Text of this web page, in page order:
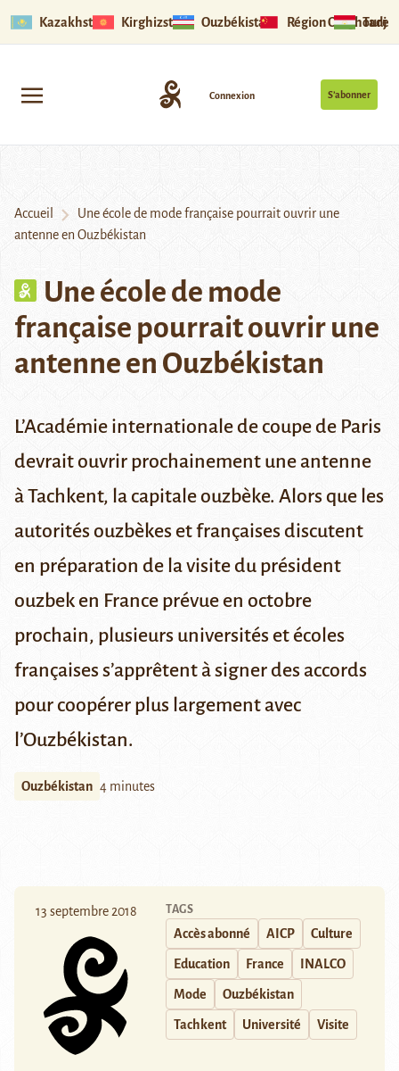
Kazakhstan Kirghizstan Ouzbékistan Région Ouïghoure
S’abonner
Connexion
Accueil
Une école de mode française pourrait ouvrir une
antenne en Ouzbékistan
Une école de mode
française pourrait ouvrir une
antenne en Ouzbékistan
L’Académie internationale de coupe de Paris
devrait ouvrir prochainement une antenne
à Tachkent, la capitale ouzbèke. Alors que les
autorités ouzbèkes et françaises discutent
en préparation de la visite du président
ouzbek en France prévue en octobre
prochain, plusieurs universités et écoles
françaises s’apprêtent à signer des accords
pour coopérer plus largement avec
l’Ouzbékistan.
Ouzbékistan 4 minutes
13 septembre 2018 TAGS
Accès abonné AICP Culture
Education France INALCO
Mode Ouzbékistan
Tachkent Université Visite